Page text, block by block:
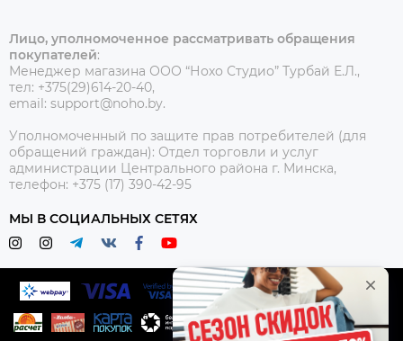
Лицо, уполномоченное рассматривать обращения
покупателей:
Менеджер магазина ООО “Нохо Студио” Турбай Е.Л.,
тел: +375(29)614-20-40,
email: support@noho.by.
Уполномоченный по защите прав потребителей (для
обращений граждан): Отдел торговли и услуг
администрации Центрального района г. Минска,
телефон: +375 (17) 390-42-95
МЫ В СОЦИАЛЬНЫХ СЕТЯХ